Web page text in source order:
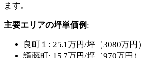
ます。
主要エリアの坪単価例 :
良町１: 25.1万円/坪（3080万円）
護藤町: 15.7万円/坪（970万円）